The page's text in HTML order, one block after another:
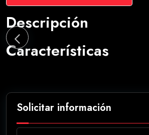
Descripción
Características
Solicitar información